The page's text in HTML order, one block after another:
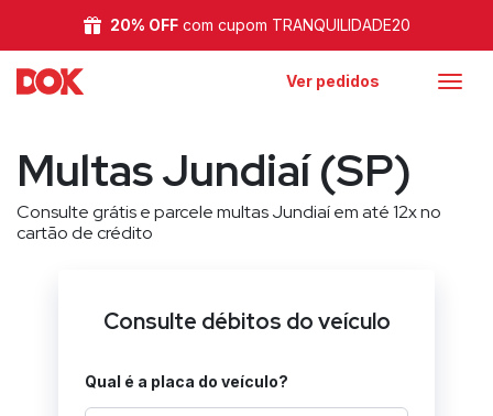
20% OFFcom cupom TRANQUILIDADE20
Ver pedidos
Multas Jundiaí (SP)
Consulte grátis e parcele multas Jundiaí em até 12x no
cartão de crédito
Consulte débitos do veículo
Qual é a placa do veículo?